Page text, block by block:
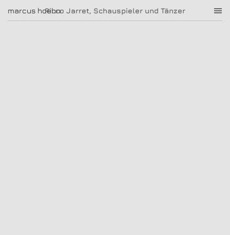
Ricco Jarret, Schauspieler und Tänzer
marcus hoehn marcus hoehn
|